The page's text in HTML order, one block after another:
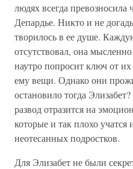
людях всегда превозносила
Депардье. Никто и не
творилось в ее душе.
отсутствовал, она
наутро попросит ключ от
ему вещи. Однако они
остановило тогда
развод отразится на
которые и так плохо
неотесанных подростков.
Для Элизабет не были